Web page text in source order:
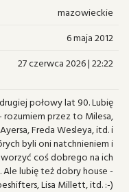
mazowieckie
6 maja 2012
27 czerwca 2026 | 22:22
połowy lat 90. Lubię
rozumiem przez to Milesa,
Freda Wesleya, itd. i
byli oni natchnieniem i
coś dobrego na ich
lubię też dobry house -
Lisa Millett, itd. :-)